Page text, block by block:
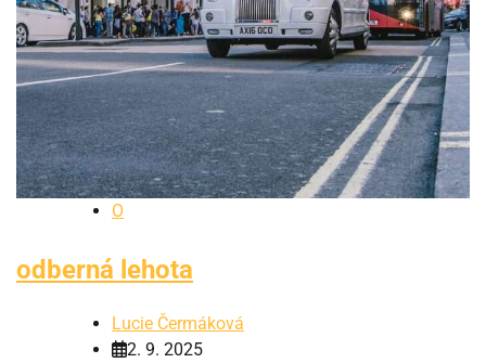
O
odberná lehota
Lucie Čermáková
2. 9. 2025